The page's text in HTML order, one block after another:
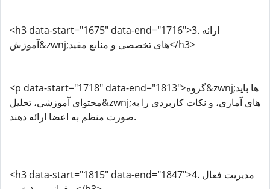
<h3 data-start="1675" data-end="1716">3. ارائه
آموزش&zwnj;های تخصصی و منابع مفید</h3>
<p data-start="1718" data-end="1813">گروه&zwnj;ها باید
محتوای آموزشی، تحلیل&zwnj;های آماری، و نکات کاربردی را به
صورت منظم به اعضا ارائه دهند.
<h3 data-start="1815" data-end="1847">4. مدیریت فعال